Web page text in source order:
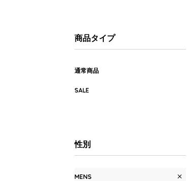
商品タイプ
通常商品
SALE
性別
MENS